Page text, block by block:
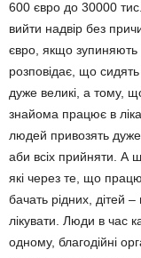
600 євро до 30000
вийти надвір без
євро, якщо зупиняють
розпо­відає, що
дуже великі, а тому,
знайома працює в
людей привозять дуже
аби всіх прийняти. А
які через те, що
бачать рідних, дітей
лікувати. Люди в час
одному, благо­дійні